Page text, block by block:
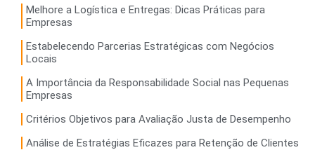
Melhore a Logística e Entregas: Dicas Práticas para
Empresas
Estabelecendo Parcerias Estratégicas com Negócios
Locais
A Importância da Responsabilidade Social nas Pequenas
Empresas
Critérios Objetivos para Avaliação Justa de Desempenho
Análise de Estratégias Eficazes para Retenção de Clientes